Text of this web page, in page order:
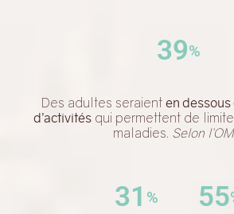
39%
Des adultes seraient en
d’activitésqui permettent de
maladies. Selon
31 % 55